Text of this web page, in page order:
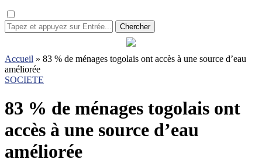
Chercher
Accueil » 83 % de ménages togolais ont accès à une source d’eau
améliorée
SOCIETE
83 % de ménages togolais ont
accès à une source d’eau
améliorée